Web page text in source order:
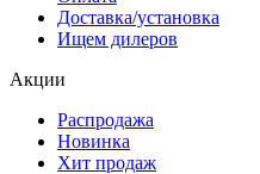
Доставка/установка
Ищем дилеров
Акции
Распродажа
Новинка
Хит продаж